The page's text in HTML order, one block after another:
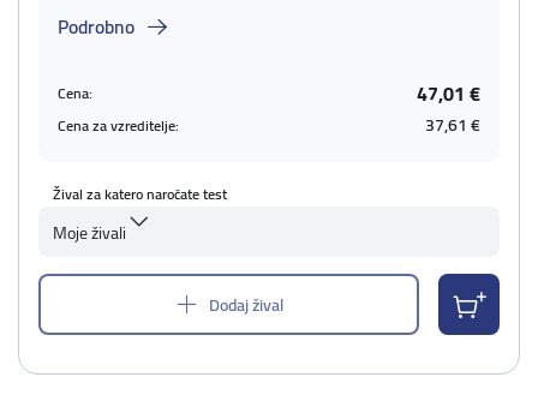
Podrobno
Cena: 47,01 €
Cena za vzreditelje: 37,61 €
Žival za katero naročate test
Moje živali
Dodaj žival